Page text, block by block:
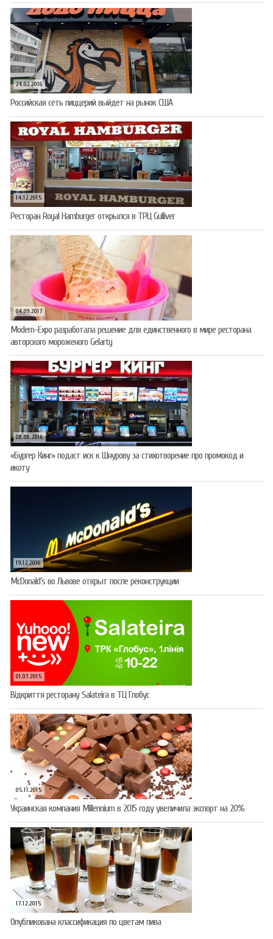
24.02.2016
Российская сеть пиццерий выйдет на рынок США
14.12.2015
Ресторан Royal Hamburger открылся в ТРЦ Gulliver
04.09.2017
Modern-Expo разработала решение для единственного в мире ресторана
авторского мороженого Gelarty
08.08.2016
«Бургер Кинг» подаст иск к Шнурову за стихотворение про промокод и
икоту
19.12.2016
McDonald’s во Львове открыт после реконструкции
01.07.2015
Відкриття ресторану Salateirа в ТЦ Глобус
05.11.2015
Украинская компания Millennium в 2015 году увеличила экспорт на 20%
17.12.2015
Опубликована классификация по цветам пива